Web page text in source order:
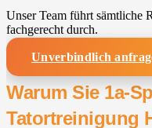
Unser Team führt sämtliche
fachgerecht durch.
Unverbindlich
Warum Sie 1a-
Tatortreinigung